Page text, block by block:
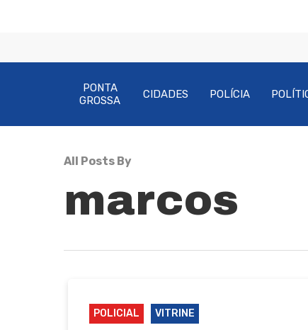
PONTA
GROSSA
CIDADES POLÍCIA
All Posts By
marcos
POLICIAL VITRINE